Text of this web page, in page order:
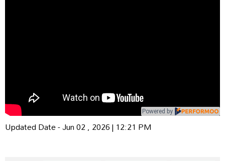
Powered by
Updated Date - Jun 02 , 2026 | 12:21 PM